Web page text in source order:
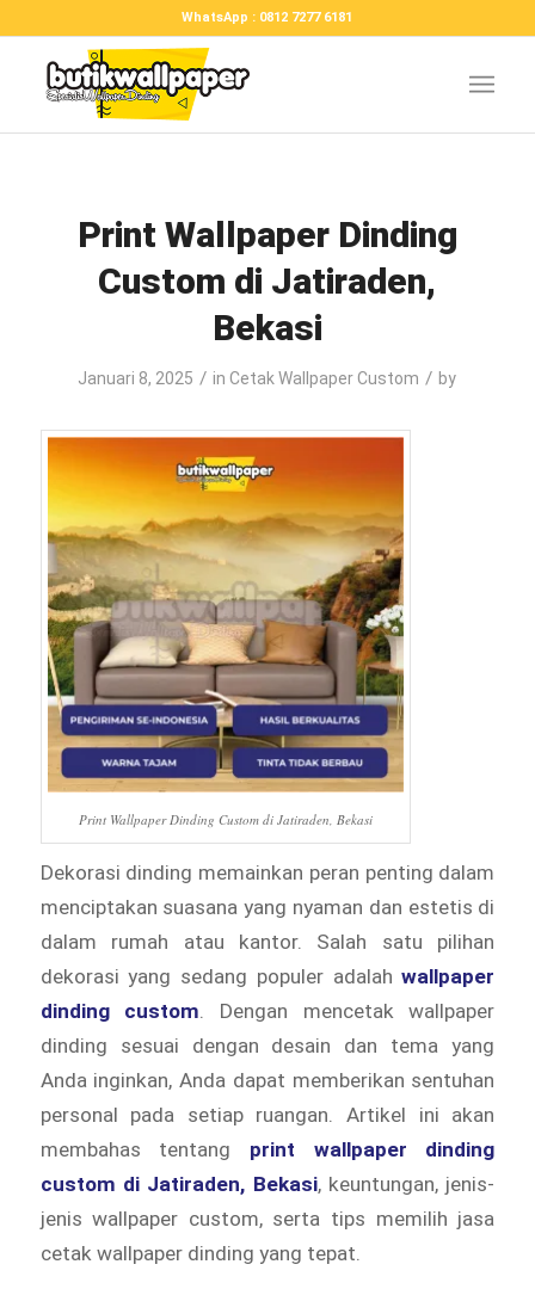
WhatsApp : 0812 7277 6181
Print Wallpaper Dinding
Custom di Jatiraden,
Bekasi
Januari 8, 2025 / inCetak Wallpaper Custom / by
Print Wallpaper Dinding Custom di Jatiraden, Bekasi
Dekorasi dinding memainkan peran penting dalam
menciptakan suasana yang nyaman dan estetis di
dalam rumah atau kantor. Salah satu pilihan
dekorasi yang sedang populer adalahwallpaper
dinding custom . Dengan mencetak wallpaper
dinding sesuai dengan desain dan tema yang
Anda inginkan, Anda dapat memberikan sentuhan
personal pada setiap ruangan. Artikel ini akan
membahas tentang print wallpaper dinding
custom di Jatiraden, Bekasi, keuntungan, jenis-
jenis wallpaper custom, serta tips memilih jasa
cetak wallpaper dinding yang tepat.